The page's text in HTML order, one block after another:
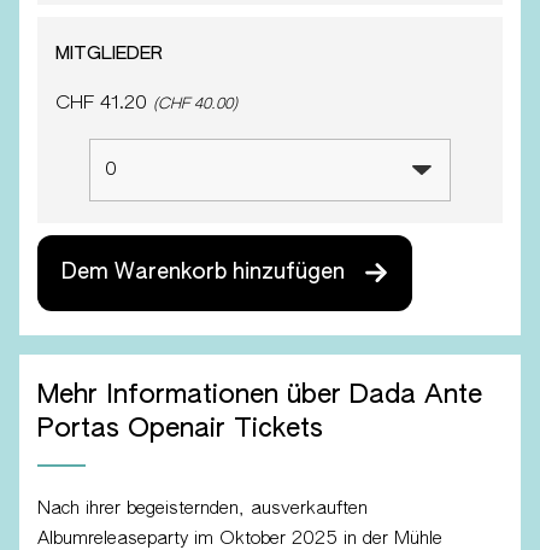
MITGLIEDER
CHF 41.20 (CHF 40.00)
Dem Warenkorb hinzufügen
Mehr Informationen über Dada Ante
Portas Openair Tickets
Nach ihrer begeisternden, ausverkauften
Albumreleaseparty im Oktober 2025 in der Mühle